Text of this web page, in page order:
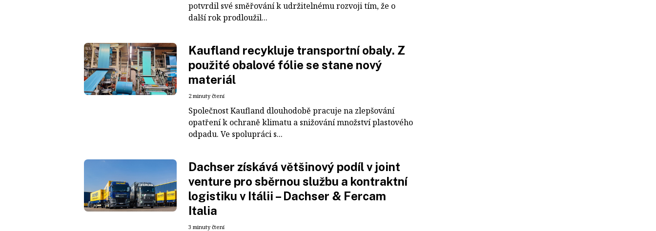
potvrdil své směřování k udržitelnému rozvoji tím, že o
další rok prodloužil...
Kaufland recykluje transportní obaly. Z
použité obalové fólie se stane nový
materiál
2 minuty čtení
Společnost Kaufland dlouhodobě pracuje na zlepšování
opatření k ochraně klimatu a snižování množství plastového
odpadu. Ve spolupráci s...
Dachser získává většinový podíl v joint
venture pro sběrnou službu a kontraktní
logistiku v Itálii – Dachser & Fercam
Italia
3 minuty čtení